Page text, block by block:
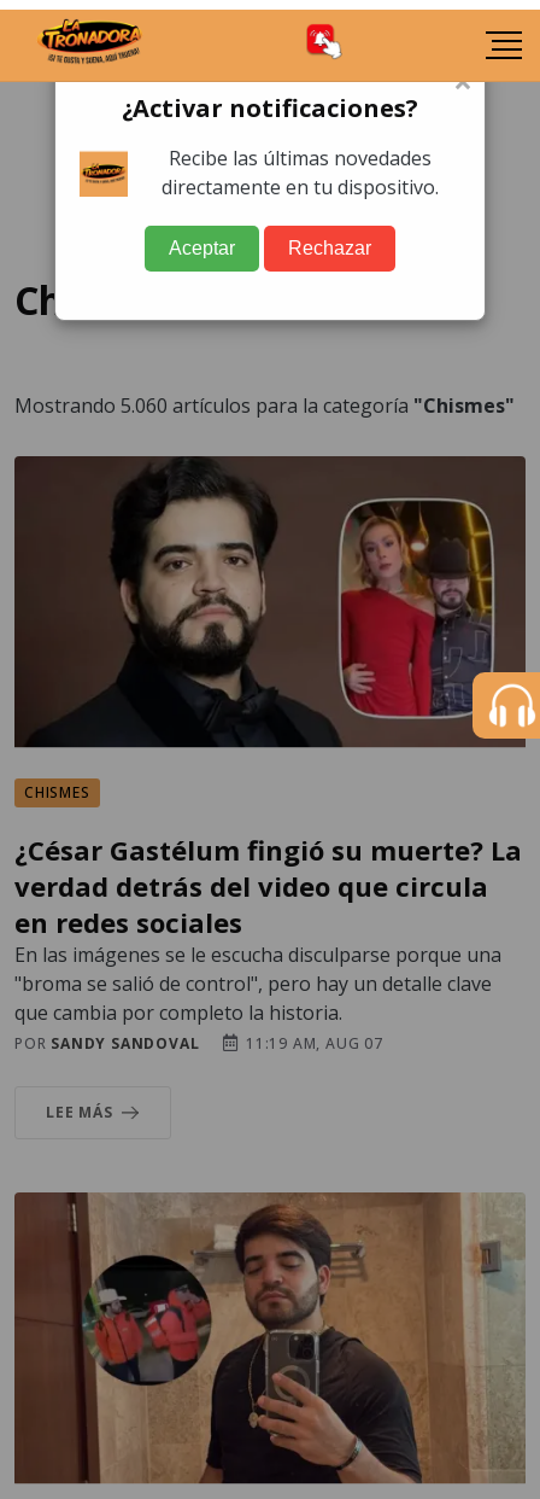
Chismes
Mostrando 5.060 artículos para la categoría "Chismes"
CHISMES
¿César Gastélum fingió su muerte? La
verdad detrás del video que circula
en redes sociales
En las imágenes se le escucha disculparse porque una
"broma se salió de control", pero hay un detalle clave
que cambia por completo la historia.
POR SANDY SANDOVAL 11:19 AM, AUG 07
LEE MÁS
×
¿Activar notificaciones?
Recibe las últimas novedades
directamente en tu dispositivo.
Aceptar Rechazar